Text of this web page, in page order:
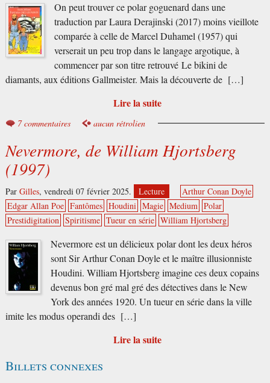
On peut trouver ce polar goguenard dans une
traduction par Laura Derajinski (2017) moins vieillote
comparée à celle de Marcel Duhamel (1957) qui
verserait un peu trop dans le langage argotique, à
commencer par son titre retrouvé Le bikini de
diamants, aux éditions Gallmeister. Mais la découverte de […]
Lire la suite
7 commentaires aucun rétrolien
Nevermore, de William Hjortsberg
(1997)
Par Gilles, vendredi 07 février 2025. Lecture
Arthur Conan Doyle
Edgar Allan Poe Fantômes Houdini Magie Medium Polar
Prestidigitation Spiritisme Tueur en série William Hjortsberg
Nevermore est un délicieux polar dont les deux héros
sont Sir Arthur Conan Doyle et le maître illusionniste
Houdini. William Hjortsberg imagine ces deux copains
devenus bon gré mal gré des détectives dans le New
York des années 1920. Un tueur en série dans la ville
imite les modus operandi des […]
Lire la suite
Billets connexes